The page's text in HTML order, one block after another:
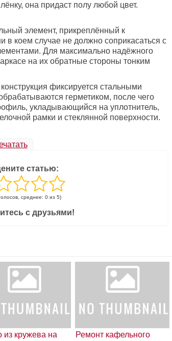
она придаст полу любой цвет.
элемент, прикреплённый к
в коем случае не должно соприкасаться с
Для максимально надёжного
на их обратные стороны тонким
фиксируется стальными
герметиком, после чего
укладывающийся на уплотнитель,
рамки и стеклянной поверхности.
статью:
среднее: 0 из 5)
с друзьями!
из кружева на
Ремонт кафельного